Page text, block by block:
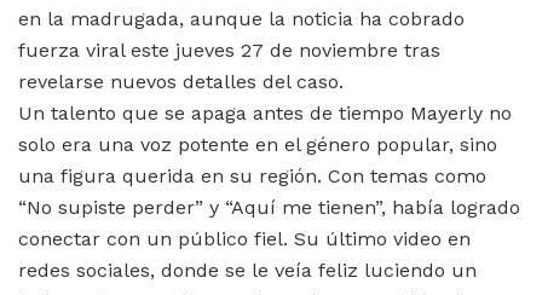
en la madrugada, aunque la noticia ha cobrado
fuerza viral este jueves 27 de noviembre tras
revelarse nuevos detalles del caso.
Un talento que se apaga antes de tiempo Mayerly no
solo era una voz potente en el género popular, sino
una figura querida en su región. Con temas como
“No supiste perder” y “Aquí me tienen”, había logrado
conectar con un público fiel. Su último video en
redes sociales, donde se le veía feliz luciendo un